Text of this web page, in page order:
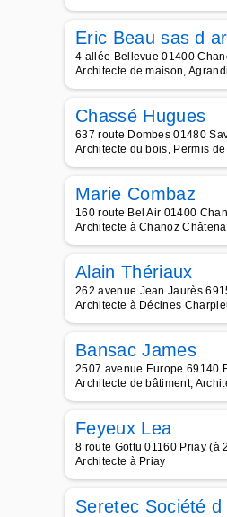
Eric Beau sas d
4 allée Bellevue 01400
Architecte de maison,
Chassé Hugues
637 route Dombes 01480
Architecte du bois, Permis
Marie Combaz
160 route Bel Air 01400
Architecte à Chanoz
Alain Thériaux
262 avenue Jean Jaurès
Architecte à Décines
Bansac James
2507 avenue Europe 69140
Architecte de bâtiment,
Feyeux Lea
8 route Gottu 01160 Priay (à
Architecte à Priay
Seretec Société